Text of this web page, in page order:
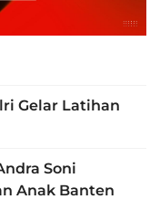
Gelar Latihan
Soni
Anak Banten